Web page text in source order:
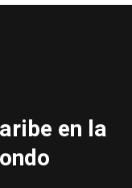
en la